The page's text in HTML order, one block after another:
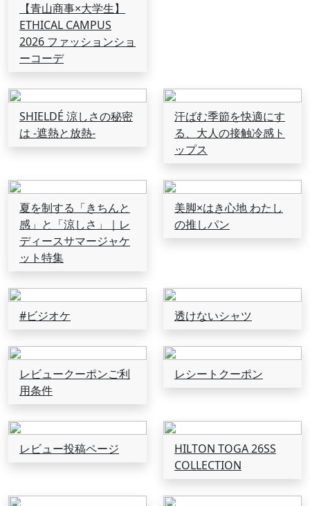
【青山商事×大学生】
ETHICAL CAMPUS
2026 ファッションショ
ーコーデ
SHIELDÉ 涼しさの秘密
は -遮熱と放熱-
汗ばむ季節を快適にす
る、大人の接触冷感ト
ップス
夏を制する「きちんと
感」と「涼しさ」｜レ
ディースサマージャケ
ット特集
美脚×はき心地 わたし
の推しパン
#ビジオケ 透けないシャツ
レビュークーポンご利
用条件
レシートクーポン
レビュー投稿ページ
HILTON TOGA 26SS
COLLECTION